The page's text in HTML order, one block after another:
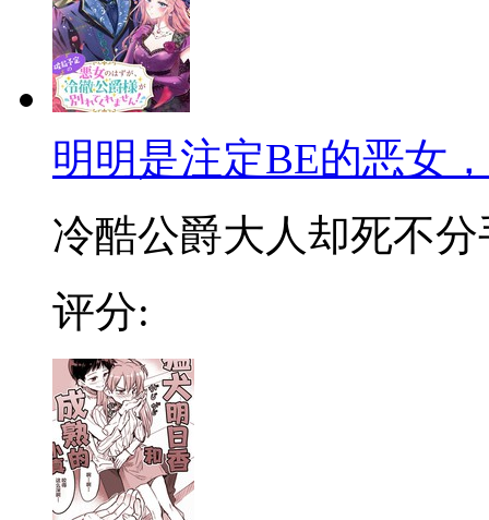
明明是注定BE的恶女
冷酷公爵大人却死不
评分: